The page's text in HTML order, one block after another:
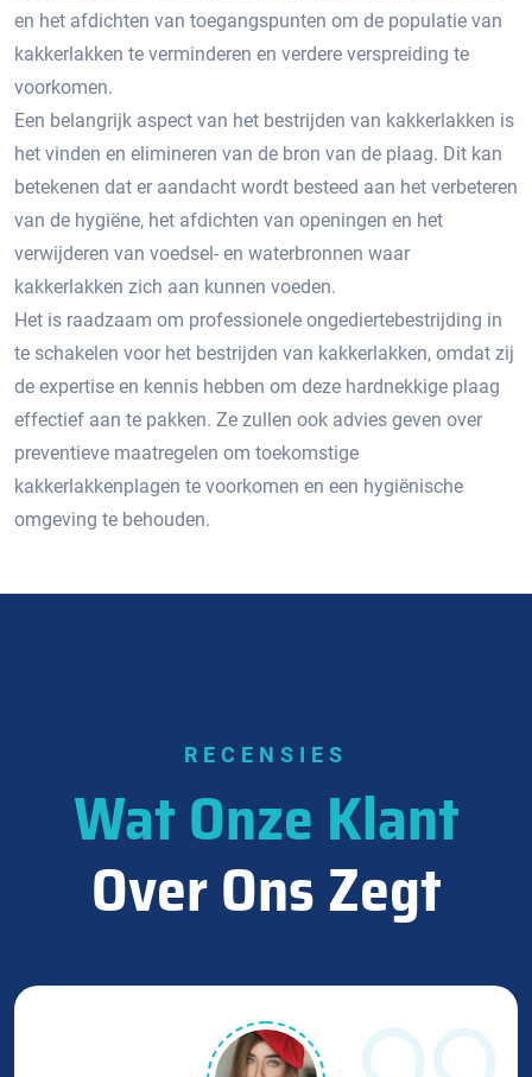
en het afdichten van toegangspunten om de populatie van
kakkerlakken te verminderen en verdere verspreiding te
voorkomen.
Een belangrijk aspect van het bestrijden van kakkerlakken is
het vinden en elimineren van de bron van de plaag.​ Dit kan
betekenen dat er aandacht wordt besteed aan het verbeteren
van de hygiëne, het afdichten van openingen en het
verwijderen van voedsel- en waterbronnen waar
kakkerlakken zich aan kunnen voeden.​
Het is raadzaam om professionele ongediertebestrijding in
te schakelen voor het bestrijden van kakkerlakken, omdat zij
de expertise en kennis hebben om deze hardnekkige plaag
effectief aan te pakken. Ze zullen ook advies geven over
preventieve maatregelen om toekomstige
kakkerlakkenplagen te voorkomen en een hygiënische
omgeving te behouden.​
RECENSIES
Wat Onze Klant
Over Ons Zegt